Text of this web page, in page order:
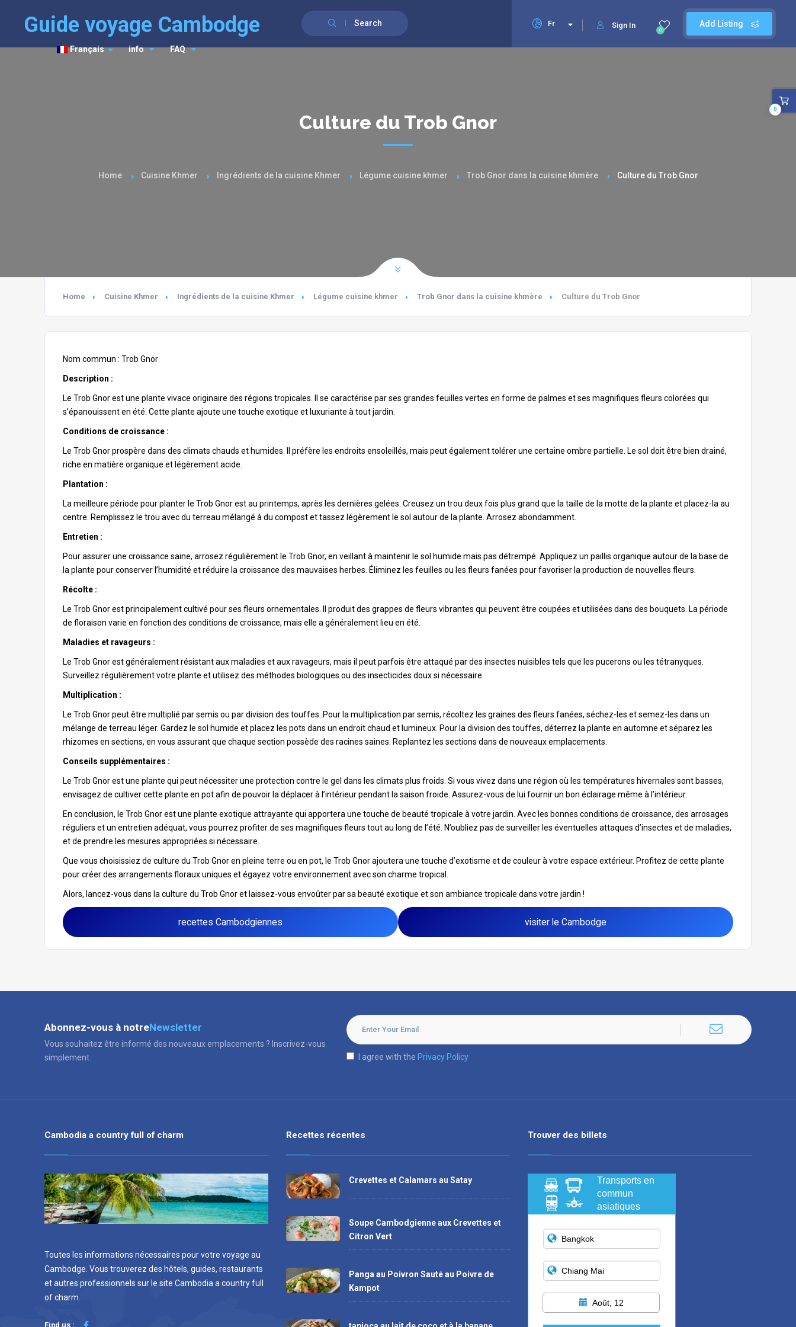
Guide voyage Cambodge Search Add Listing
0
Sign In
Fr
Français info FAQ
Culture du Trob Gnor
Home Cuisine Khmer Ingrédients de la cuisine Khmer Légume cuisine khmer Trob Gnor dans la cuisine khmère Culture du Trob Gnor
Home Cuisine Khmer Ingrédients de la cuisine Khmer Légume cuisine khmer Trob Gnor dans la cuisine khmère Culture du Trob Gnor
Nom commun : Trob Gnor
Description :
Le Trob Gnor est une plante vivace originaire des régions tropicales. Il se caractérise par ses grandes feuilles vertes en forme de palmes et ses magnifiques fleurs colorées qui
s’épanouissent en été. Cette plante ajoute une touche exotique et luxuriante à tout jardin.
Conditions de croissance :
Le Trob Gnor prospère dans des climats chauds et humides. Il préfère les endroits ensoleillés, mais peut également tolérer une certaine ombre partielle. Le sol doit être bien drainé,
riche en matière organique et légèrement acide.
Plantation :
La meilleure période pour planter le Trob Gnor est au printemps, après les dernières gelées. Creusez un trou deux fois plus grand que la taille de la motte de la plante et placez-la au
centre. Remplissez le trou avec du terreau mélangé à du compost et tassez légèrement le sol autour de la plante. Arrosez abondamment.
Entretien :
Pour assurer une croissance saine, arrosez régulièrement le Trob Gnor, en veillant à maintenir le sol humide mais pas détrempé. Appliquez un paillis organique autour de la base de
la plante pour conserver l’humidité et réduire la croissance des mauvaises herbes. Éliminez les feuilles ou les fleurs fanées pour favoriser la production de nouvelles fleurs.
Récolte :
Le Trob Gnor est principalement cultivé pour ses fleurs ornementales. Il produit des grappes de fleurs vibrantes qui peuvent être coupées et utilisées dans des bouquets. La période
de floraison varie en fonction des conditions de croissance, mais elle a généralement lieu en été.
Maladies et ravageurs :
Le Trob Gnor est généralement résistant aux maladies et aux ravageurs, mais il peut parfois être attaqué par des insectes nuisibles tels que les pucerons ou les tétranyques.
Surveillez régulièrement votre plante et utilisez des méthodes biologiques ou des insecticides doux si nécessaire.
Multiplication :
Le Trob Gnor peut être multiplié par semis ou par division des touffes. Pour la multiplication par semis, récoltez les graines des fleurs fanées, séchez-les et semez-les dans un
mélange de terreau léger. Gardez le sol humide et placez les pots dans un endroit chaud et lumineux. Pour la division des touffes, déterrez la plante en automne et séparez les
rhizomes en sections, en vous assurant que chaque section possède des racines saines. Replantez les sections dans de nouveaux emplacements.
Conseils supplémentaires :
Le Trob Gnor est une plante qui peut nécessiter une protection contre le gel dans les climats plus froids. Si vous vivez dans une région où les températures hivernales sont basses,
envisagez de cultiver cette plante en pot afin de pouvoir la déplacer à l’intérieur pendant la saison froide. Assurez-vous de lui fournir un bon éclairage même à l’intérieur.
En conclusion, le Trob Gnor est une plante exotique attrayante qui apportera une touche de beauté tropicale à votre jardin. Avec les bonnes conditions de croissance, des arrosages
réguliers et un entretien adéquat, vous pourrez profiter de ses magnifiques fleurs tout au long de l’été. N’oubliez pas de surveiller les éventuelles attaques d’insectes et de maladies,
et de prendre les mesures appropriées si nécessaire.
Que vous choisissiez de culture du Trob Gnor en pleine terre ou en pot, le Trob Gnor ajoutera une touche d’exotisme et de couleur à votre espace extérieur. Profitez de cette plante
pour créer des arrangements floraux uniques et égayez votre environnement avec son charme tropical.
Alors, lancez-vous dans la culture du Trob Gnor et laissez-vous envoûter par sa beauté exotique et son ambiance tropicale dans votre jardin !
recettes Cambodgiennes visiter le Cambodge
0
Abonnez-vous à notreNewsletter
Vous souhaitez être informé des nouveaux emplacements ? Inscrivez-vous
simplement.
I agree with the Privacy Policy
Cambodia a country full of charm
Toutes les informations nécessaires pour votre voyage au
Cambodge. Vous trouverez des hôtels, guides, restaurants
et autres professionnels sur le site Cambodia a country full
of charm.
Find us :
Recettes récentes
Crevettes et Calamars au Satay
Soupe Cambodgienne aux Crevettes et
Citron Vert
Panga au Poivron Sauté au Poivre de
Kampot
Trouver des billets
Transports en
commun
asiatiques
Août, 12
English(Anglais